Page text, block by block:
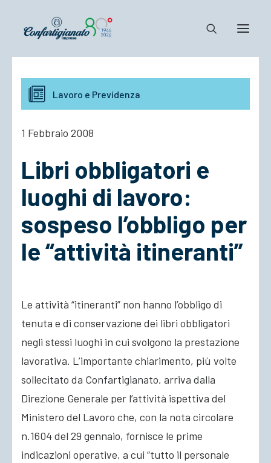
Notizie e Documenti
Confartigianato
Cosa Facciamo
ACCEDI
Lavoro e Previdenza
1 Febbraio 2008
Libri obbligatori e
luoghi di lavoro:
sospeso l’obbligo per
le “attività itineranti”
Le attività “itineranti” non hanno l’obbligo di
tenuta e di conservazione dei libri obbligatori
negli stessi luoghi in cui svolgono la prestazione
lavorativa. L’importante chiarimento, più volte
sollecitato da Confartigianato, arriva dalla
Direzione Generale per l’attività ispettiva del
Ministero del Lavoro che, con la nota circolare
n.1604 del 29 gennaio, fornisce le prime
indicazioni operative, a cui “tutto il personale